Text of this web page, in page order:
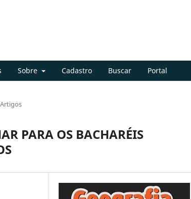
Sobre Cadastro Buscar Portal
Artigos
PARA OS BACHARÉIS